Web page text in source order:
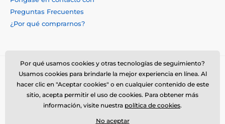
Preguntas Frecuentes
¿Por qué comprarnos?
Por qué usamos cookies y otras tecnologías de seguimiento?
Usamos cookies para brindarle la mejor experiencia en línea. Al
hacer clic en "Aceptar cookies" o en cualquier contenido de este
sitio, acepta permitir el uso de cookies. Para obtener más
información, visite nuestra política de cookies.
No aceptar